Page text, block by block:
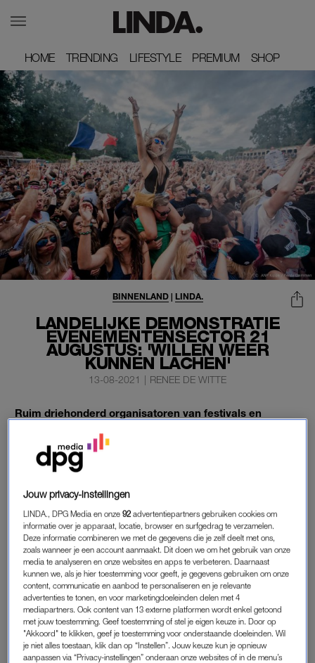
HOME
HOME TRENDING
TRENDING LIFESTYLE
LIFESTYLE PREMIUM
PREMIUM SHOP
SHOP
LANDELIJKE DEMONSTRATIE
EVENEMENTENSECTOR 21
AUGUSTUS: 'WILLEN WEER
KUNNEN LACHEN'
BINNENLAND| LINDA.
13-08-2021 | RENEE DE WITTE
Ruim driehonderd organisatoren van festivals en
een demonstratie, zo laat een woordvoerder van de
organisaties weten.
Onder anderen de organisatoren van Lowlands, DGTL, North
Sea Jazz, Best Kept Secret, A State of Trance en Soenda zijn
van de partij.
VREEDZAME DEMONSTRATIE
Het gaat om een vreedzame demonstratie in Amsterdam,
Utrecht en Rotterdam. Andere steden volgen eventueel nog.
Met het protest willen de festivalorganisatoren een signaal
afgeven aan de overheid.
Jouw privacy-instellingen
LINDA., DPG Media en onze92 advertentiepartners gebruiken cookies om
informatie over je apparaat, locatie, browser en surfgedrag te verzamelen.
Deze informatie combineren we met de gegevens die je zelf deelt met ons,
zoals wanneer je een account aanmaakt. Dit doen we om het gebruik van onze
media te analyseren en onze websites en apps te verbeteren. Daarnaast
kunnen we, als je hier toestemming voor geeft, je gegevens gebruiken om onze
content, communicatie en aanbod te personaliseren en je relevante
advertenties te tonen, en voor marketingdoeleinden delen met 4
mediapartners. Ook content van 13 externe platformen wordt enkel getoond
met jouw toestemming. Geef toestemming of stel je eigen keuze in. Door op
"Akkoord" te klikken, geef je toestemming voor onderstaande doeleinden. Wil
je niet alles toestaan, klik dan op “Instellen”. Jouw keuze kun je opnieuw
aanpassen via “Privacy-instellingen” onderaan onze websites of in de menu’s